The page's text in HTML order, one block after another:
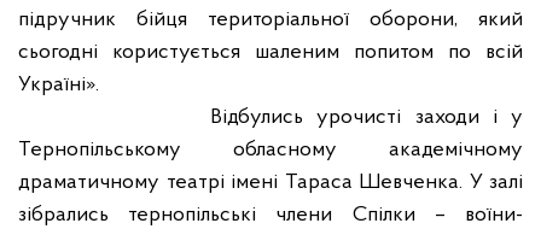
підручник бійця територіальної оборони, який
сьогодні користується шаленим попитом по всій
Україні».
Відбулись урочисті заходи і у
Тернопільському обласному академічному
драматичному театрі імені Тараса Шевченка. У залі
зібрались тернопільські члени Спілки – воїни-